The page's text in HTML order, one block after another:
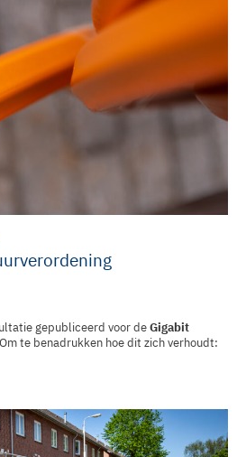
gepubliceerd voor deGigabit
te benadrukken hoe dit zich verhoudt: